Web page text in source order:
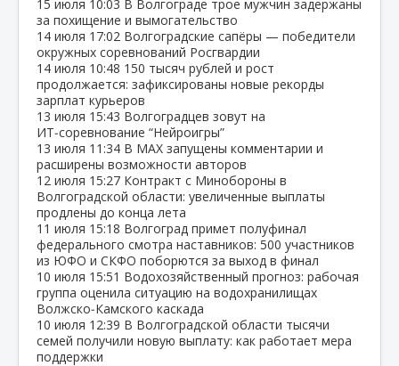
15 июля 10:03 В Волгограде трое мужчин задержаны
за похищение и вымогательство
14 июля 17:02 Волгоградские сапёры — победители
окружных соревнований Росгвардии
14 июля 10:48 150 тысяч рублей и рост
продолжается: зафиксированы новые рекорды
зарплат курьеров
13 июля 15:43 Волгоградцев зовут на
ИТ‑соревнование “Нейроигры”
13 июля 11:34 В МАХ запущены комментарии и
расширены возможности авторов
12 июля 15:27 Контракт с Минобороны в
Волгоградской области: увеличенные выплаты
продлены до конца лета
11 июля 15:18 Волгоград примет полуфинал
федерального смотра наставников: 500 участников
из ЮФО и СКФО поборются за выход в финал
10 июля 15:51 Водохозяйственный прогноз: рабочая
группа оценила ситуацию на водохранилищах
Волжско‑Камского каскада
10 июля 12:39 В Волгоградской области тысячи
семей получили новую выплату: как работает мера
поддержки